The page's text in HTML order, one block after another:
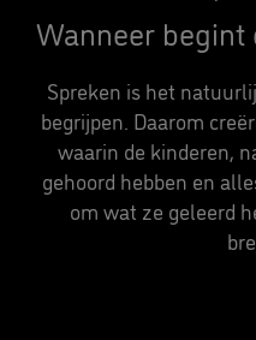
Wanneer begint
Spreken is het
begrijpen. Daarom
waarin de kinderen,
gehoord hebben en
om wat ze geleerd